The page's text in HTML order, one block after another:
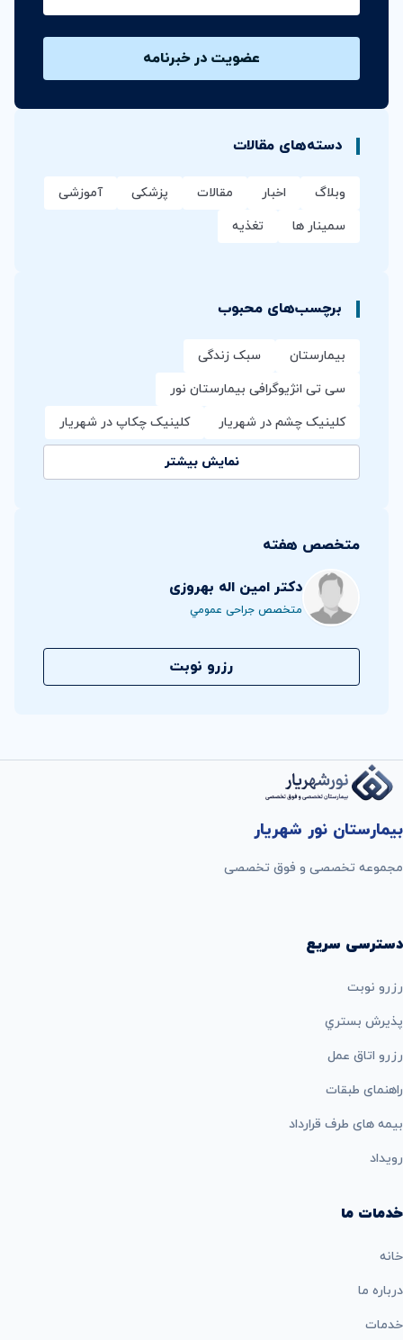
دسته‌های مقالات
وبلاگ اخبار مقالات پزشکی
آموزشی
سمینار ها
تغذیه
برچسب‌های محبوب
بیمارستان
سبک زندگی
سی تی انژیوگرافی بیمارستان نور
کلینیک چشم در شهریار
کلینیک چکاپ در شهریار
نمایش بیشتر
متخصص هفته
دکتر امین اله بهروزی
متخصص جراحی عمومي
رزرو نوبت
بیمارستان نور شهریار
مجموعه تخصصی و فوق تخصصی
دسترسی سریع
رزرو نوبت
پذيرش بستري
رزرو اتاق عمل
راهنمای طبقات
بيمه های طرف قرارداد
رویداد
خدمات ما
خانه
درباره ما
خدمات